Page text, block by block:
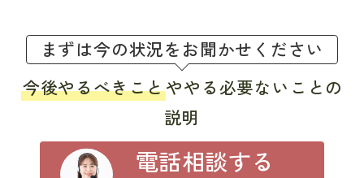
まずは今の状況をお聞かせください
今後やるべきことややる必要ないことの
説明
電話相談する